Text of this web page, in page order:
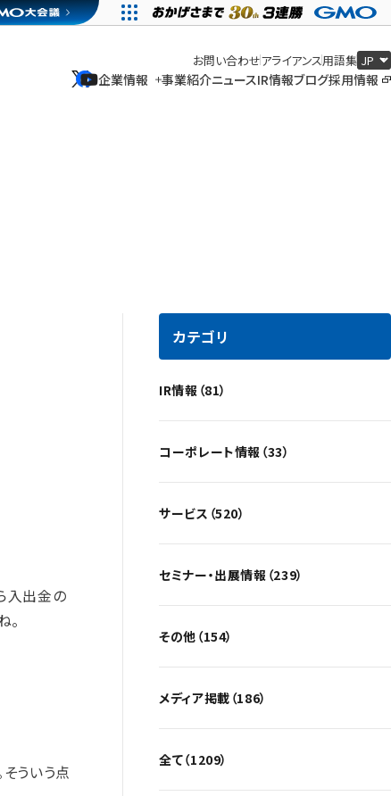
企業情報
企業情報
事業紹介ニュースIR情報ブログ採用情報
お問い合わせアライアンス用語集
入出金の
ういう点
カテゴリ
IR情報（81）
コーポレート情報（33）
サービス（520）
セミナー・出展情報（239）
その他（154）
メディア掲載（186）
全て（1209）